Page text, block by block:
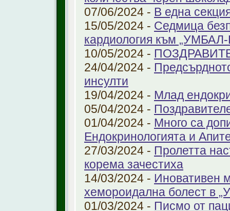
07/06/2024 - В една
15/05/2024 - Седмица
кардиология към
10/05/2024 -
24/04/2024 -
инсулти
19/04/2024 - Млад
05/04/2024 -
01/04/2024 - Много са
Ендокринологията и
27/03/2024 - Пролетта
корема зачестиха
14/03/2024 - Иновативен
хемороидална болест в
01/03/2024 - Писмо от